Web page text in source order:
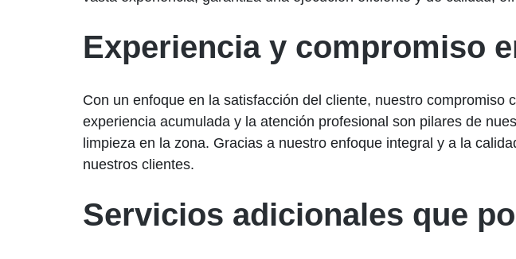
Experiencia y compromiso
Con un enfoque en la satisfacción del cliente, nuestro
experiencia acumulada y la atención profesional son pilares de
limpieza en la zona. Gracias a nuestro enfoque integral y a la
nuestros clientes.
Servicios adicionales que